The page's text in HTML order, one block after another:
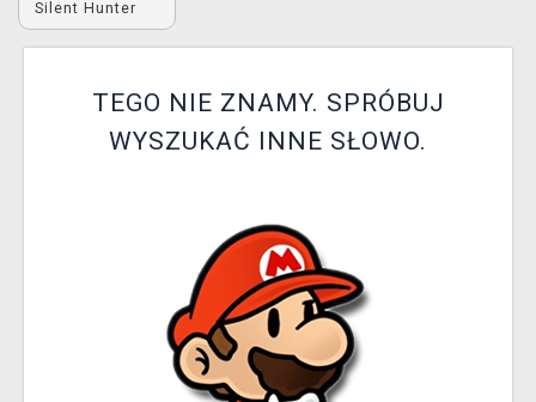
XZONE KLUB
Silent Hunter
TEGO NIE ZNAMY. SPRÓBUJ
WYSZUKAĆ INNE SŁOWO.